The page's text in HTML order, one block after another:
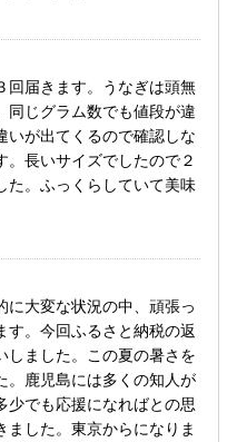
回届きます。うなぎは頭無
同じグラム数でも値段が違
いが出てくるので確認しな
長いサイズでしたので２
た。ふっくらしていて美味
に大変な状況の中、頑張っ
す。今回ふるさと納税の返
しました。この夏の暑さを
。鹿児島には多くの知人が
少でも応援になればとの思
ました。東京からになりま